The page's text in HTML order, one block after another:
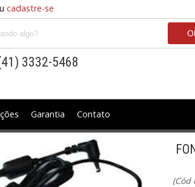
cadastre-se
3332-5468
Garantia Contato
Audio Sub e Multimidia Automacao
e Ventiladores Equipamentos Usados(Cód